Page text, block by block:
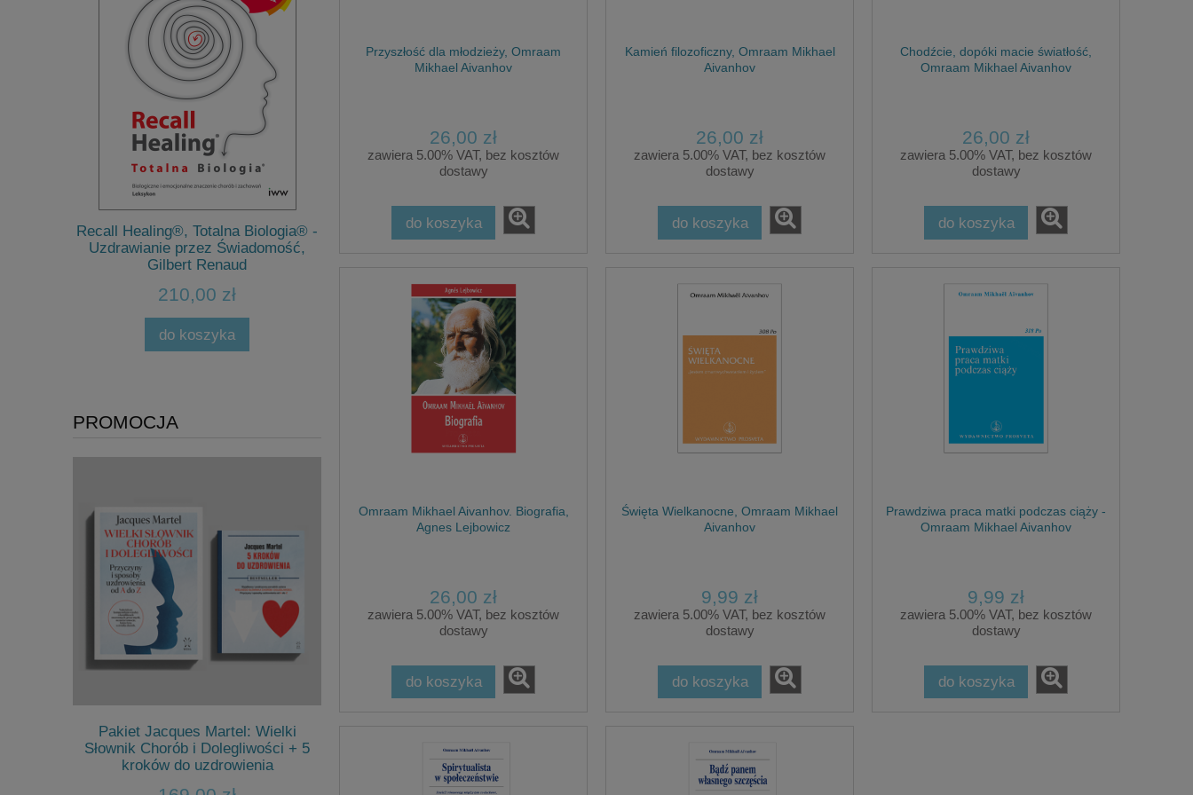
Recall Healing®, Totalna Biologia® -
Uzdrawianie przez Świadomość,
Gilbert Renaud
210,00 zł
do koszyka
Jacques Martel PAKIET
Terapeutyczny elementarz: Technika
Ludzików z Patyków! + Moc Słów
Cena regularna:114,80 zł
Najniższa cena:114,80 zł
do koszyka
Biologika. Atlas Organów, Roberto
469,00 zł
do koszyka
Dekodowanie BioEnergetyczne
119,00 zł
do koszyka
PROMOCJA
Pakiet Jacques Martel: Wielki
Słownik Chorób i Dolegliwości + 5
kroków do uzdrowienia
wrzesień/październik 2018
(Diamentowy lud, wersja angielska)
Przyszłość dla młodzieży, Omraam
Mikhael Aivanhov
26,00 zł
zawiera 5.00% VAT, bez kosztów
dostawy
do koszyka
Kamień filozoficzny, Omraam Mikhael
Aivanhov
26,00 zł
zawiera 5.00% VAT, bez kosztów
dostawy
do koszyka
Chodźcie, dopóki macie światłość,
Omraam Mikhael Aivanhov
26,00 zł
zawiera 5.00% VAT, bez kosztów
dostawy
do koszyka
Omraam Mikhael Aivanhov. Biografia,
Agnes Lejbowicz
26,00 zł
zawiera 5.00% VAT, bez kosztów
dostawy
do koszyka
Święta Wielkanocne, Omraam Mikhael
Aivanhov
9,99 zł
zawiera 5.00% VAT, bez kosztów
dostawy
do koszyka
Prawdziwa praca matki podczas ciąży -
Omraam Mikhael Aivanhov
9,99 zł
zawiera 5.00% VAT, bez kosztów
dostawy
do koszyka